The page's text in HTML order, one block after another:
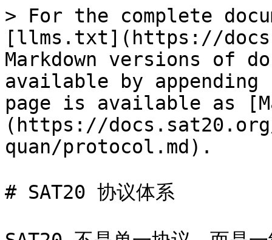
> For the complete
[llms.txt](https://
Markdown versions of
available by
page is available as
(https://
quan/protocol.md).
# SAT20 协议体系